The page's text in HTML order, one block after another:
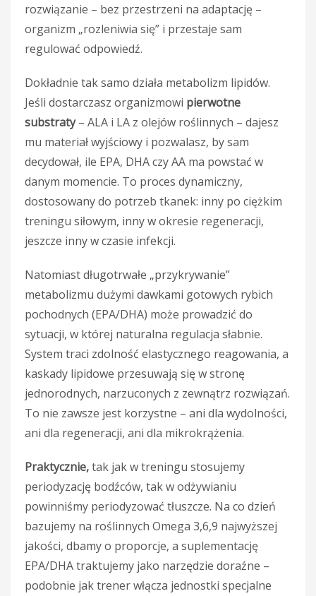
rozwiązanie – bez przestrzeni na adaptację –
organizm „rozleniwia się” i przestaje sam
regulować odpowiedź.
Dokładnie tak samo działa metabolizm lipidów.
Jeśli dostarczasz organizmowi pierwotne
substraty– ALA i LA z olejów roślinnych – dajesz
mu materiał wyjściowy i pozwalasz, by sam
decydował, ile EPA, DHA czy AA ma powstać w
danym momencie. To proces dynamiczny,
dostosowany do potrzeb tkanek: inny po ciężkim
treningu siłowym, inny w okresie regeneracji,
jeszcze inny w czasie infekcji.
Natomiast długotrwałe „przykrywanie”
metabolizmu dużymi dawkami gotowych rybich
pochodnych (EPA/DHA) może prowadzić do
sytuacji, w której naturalna regulacja słabnie.
System traci zdolność elastycznego reagowania, a
kaskady lipidowe przesuwają się w stronę
jednorodnych, narzuconych z zewnątrz rozwiązań.
To nie zawsze jest korzystne – ani dla wydolności,
ani dla regeneracji, ani dla mikrokrążenia.
Praktycznie,tak jak w treningu stosujemy
periodyzację bodźców, tak w odżywianiu
powinniśmy periodyzować tłuszcze. Na co dzień
bazujemy na roślinnych Omega 3,6,9 najwyższej
jakości, dbamy o proporcje, a suplementację
EPA/DHA traktujemy jako narzędzie doraźne –
podobnie jak trener włącza jednostki specjalne